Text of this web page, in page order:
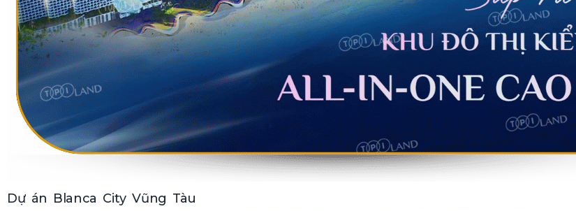
Dự án Blanca City Vũng Tàu